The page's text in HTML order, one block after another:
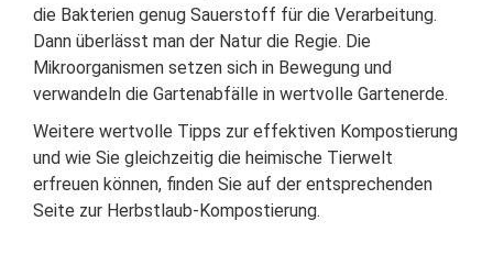
die Bakterien genug Sauerstoff für die Verarbeitung.
Dann überlässt man der Natur die Regie. Die
Mikroorganismen setzen sich in Bewegung und
verwandeln die Gartenabfälle in wertvolle Gartenerde.
Weitere wertvolle Tipps zur effektiven Kompostierung
und wie Sie gleichzeitig die heimische Tierwelt
erfreuen können, finden Sie auf der entsprechenden
Seite zur Herbstlaub-Kompostierung.